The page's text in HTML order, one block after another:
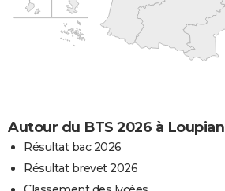
Autour du BTS 2026 à Loupian
Résultat bac 2026
Résultat brevet 2026